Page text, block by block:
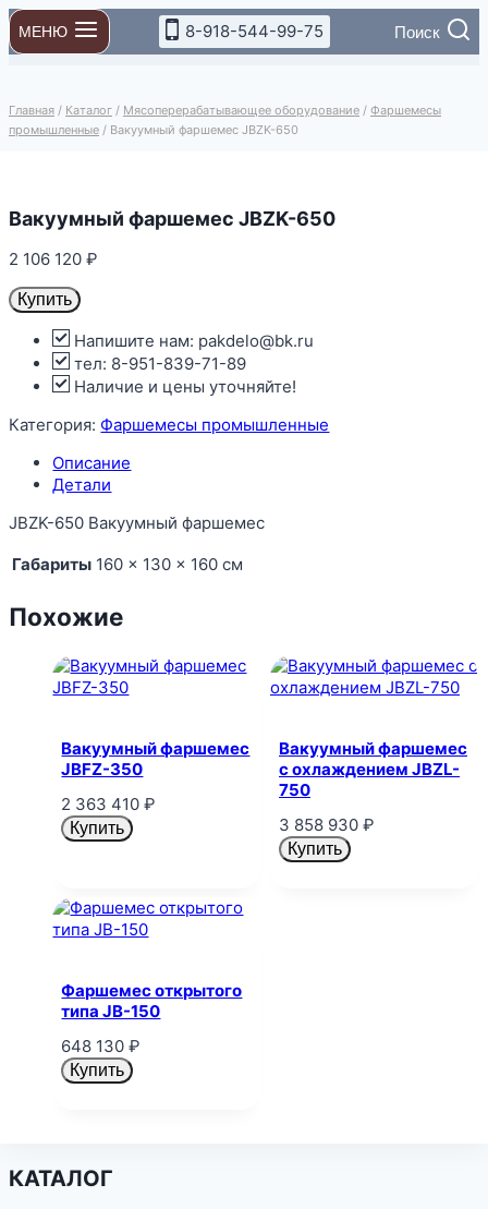
Перейти
к
содержимому
МЕНЮ 8-918-544-99-75 Поиск
Главная / Каталог / Мясоперерабатывающее оборудование / Фаршемесы
промышленные / Вакуумный фаршемес JBZK-650
Вакуумный фаршемес JBZK-650
2 106 120₽
Купить
Напишите нам: pakdelo@bk.ru
тел: 8-951-839-71-89
Наличие и цены уточняйте!
Категория: Фаршемесы промышленные
Описание
Детали
JBZK-650 Вакуумный фаршемес
Габариты 160 × 130 × 160 см
Похожие
Вакуумный фаршемес
JBFZ-350
2 363 410₽
Купить
Вакуумный фаршемес
с охлаждением JBZL-
750
3 858 930 ₽
Купить
Фаршемес открытого
типа JB-150
648 130₽
Купить
КАТАЛОГ